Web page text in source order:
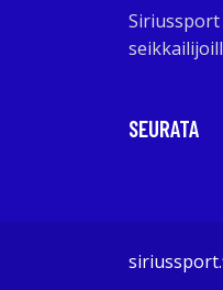
SEURATA